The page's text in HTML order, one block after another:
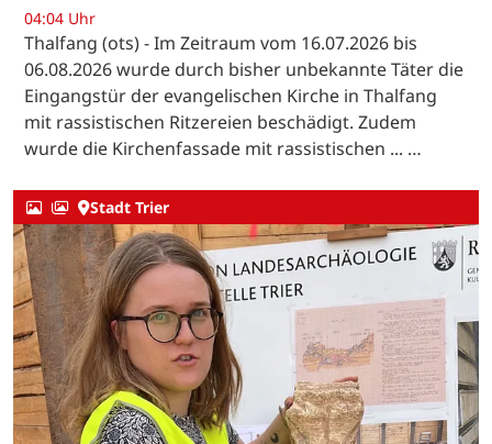
04:04 Uhr
Thalfang (ots) - Im Zeitraum vom 16.07.2026 bis
06.08.2026 wurde durch bisher unbekannte Täter die
Eingangstür der evangelischen Kirche in Thalfang
mit rassistischen Ritzereien beschädigt. Zudem
wurde die Kirchenfassade mit rassistischen ... …
Stadt Trier